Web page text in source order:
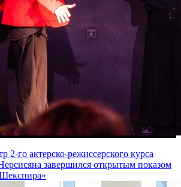
го актерско-режиссерского курса
завершился открытым показом